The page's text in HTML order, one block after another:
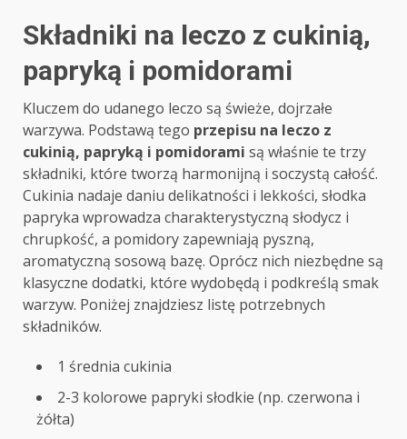
Składniki na leczo z cukinią,
papryką i pomidorami
Kluczem do udanego leczo są świeże, dojrzałe
warzywa. Podstawą tego przepisu na leczo z
cukinią, papryką i pomidorami są właśnie te trzy
składniki, które tworzą harmonijną i soczystą całość.
Cukinia nadaje daniu delikatności i lekkości, słodka
papryka wprowadza charakterystyczną słodycz i
chrupkość, a pomidory zapewniają pyszną,
aromatyczną sosową bazę. Oprócz nich niezbędne są
klasyczne dodatki, które wydobędą i podkreślą smak
warzyw. Poniżej znajdziesz listę potrzebnych
składników.
1 średnia cukinia
2-3 kolorowe papryki słodkie (np. czerwona i
żółta)